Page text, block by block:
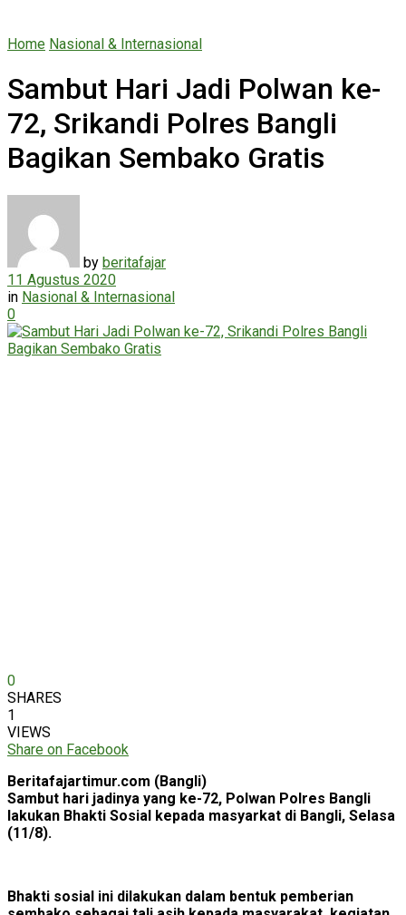
Home Nasional & Internasional
Sambut Hari Jadi Polwan ke-
72, Srikandi Polres Bangli
Bagikan Sembako Gratis
by beritafajar
11 Agustus 2020
in Nasional & Internasional
0
0
SHARES
1
VIEWS
Share on Facebook
Beritafajartimur.com (Bangli)
Sambut hari jadinya yang ke-72, Polwan Polres Bangli
lakukan Bhakti Sosial kepada masyarkat di Bangli, Selasa
(11/8).
Bhakti sosial ini dilakukan dalam bentuk pemberian